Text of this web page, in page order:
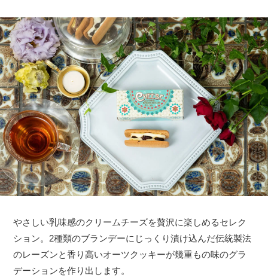
やさしい乳味感のクリームチーズを贅沢に楽しめるセレク
ション。2種類のブランデーにじっくり漬け込んだ伝統製法
のレーズンと香り高いオーツクッキーが幾重もの味のグラ
デーションを作り出します。